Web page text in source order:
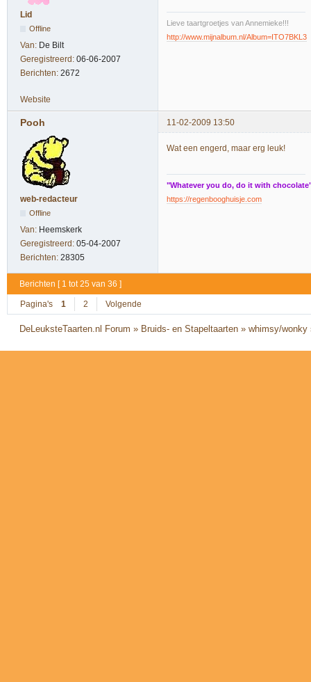
Lid
Offline
Van: De Bilt
Geregistreerd: 06-06-2007
Berichten: 2672
Lieve taartgroetjes van Annemieke!!!
http://www.mijnalbum.nl/Album=ITO7BKL3
Website
Pooh 11-02-2009 13:50
web-redacteur
Offline
Van: Heemskerk
Geregistreerd: 05-04-2007
Berichten: 28305
Wat een engerd, maar erg leuk!
"Whatever you do, do it with
https://regenbooghuisje.com
Berichten [ 1 tot 25 van 36 ]
Pagina's 1 2 Volgende
DeLeuksteTaarten.nl Forum » Bruids- en Stapeltaarten »whimsy/wonky